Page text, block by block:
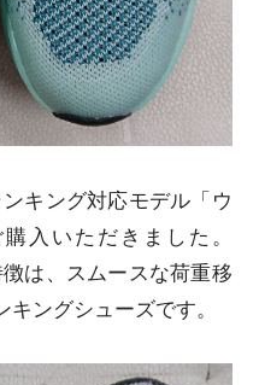
キング対応モデル「ウ
入いただきました。
は、スムースな荷重移
ングシューズです。